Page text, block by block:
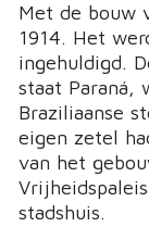
Met de bouw
1914. Het
ingehuldigd.
staat Paraná,
Braziliaanse
eigen zetel
van het
stadshuis.